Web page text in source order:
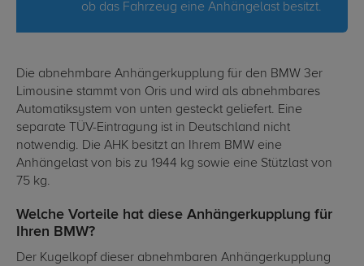
ob das Fahrzeug eine Anhängelast besitzt.
Die abnehmbare Anhängerkupplung für den BMW 3er
Limousine stammt von Oris und wird als abnehmbares
Automatiksystem von unten gesteckt geliefert. Eine
separate TÜV-Eintragung ist in Deutschland nicht
notwendig. Die AHK besitzt an Ihrem BMW eine
Anhängelast von bis zu 1944 kg sowie eine Stützlast von
75 kg.
Welche Vorteile hat diese Anhängerkupplung für
Ihren BMW?
Der Kugelkopf dieser abnehmbaren Anhängerkupplung